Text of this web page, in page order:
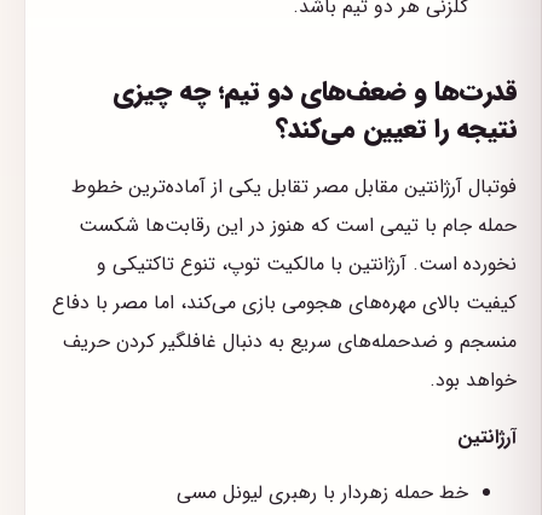
گلزنی هر دو تیم باشد.
قدرت‌ها و ضعف‌های دو تیم؛ چه چیزی
نتیجه را تعیین می‌کند؟
فوتبال آرژانتین مقابل مصر تقابل یکی از آماده‌ترین خطوط
حمله جام با تیمی است که هنوز در این رقابت‌ها شکست
نخورده است. آرژانتین با مالکیت توپ، تنوع تاکتیکی و
کیفیت بالای مهره‌های هجومی بازی می‌کند، اما مصر با دفاع
منسجم و ضدحمله‌های سریع به دنبال غافلگیر کردن حریف
خواهد بود.
آرژانتین
خط حمله زهردار با رهبری لیونل مسی